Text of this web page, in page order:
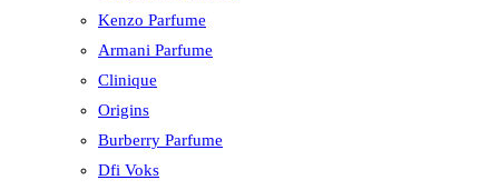
Kenzo Parfume
Armani Parfume
Clinique
Origins
Burberry Parfume
Dfi Voks